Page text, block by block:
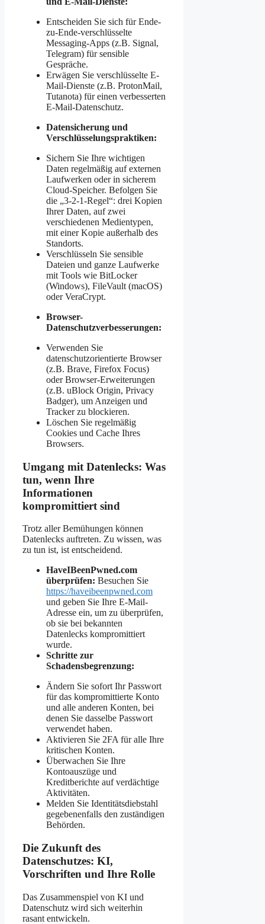
Entscheiden Sie sich für Ende-
zu-Ende-verschlüsselte
Messaging-Apps (z.B. Signal,
Telegram) für sensible
Gespräche.
Erwägen Sie verschlüsselte E-
Mail-Dienste (z.B. ProtonMail,
Tutanota) für einen verbesserten
E-Mail-Datenschutz.
Datensicherung und
Verschlüsselungspraktiken:
Sichern Sie Ihre wichtigen
Daten regelmäßig auf externen
Laufwerken oder in sicherem
Cloud-Speicher. Befolgen Sie
die „3-2-1-Regel“: drei Kopien
Ihrer Daten, auf zwei
verschiedenen Medientypen,
mit einer Kopie außerhalb des
Standorts.
Verschlüsseln Sie sensible
Dateien und ganze Laufwerke
mit Tools wie BitLocker
(Windows), FileVault (macOS)
oder VeraCrypt.
Browser-
Datenschutzverbesserungen:
Verwenden Sie
datenschutzorientierte Browser
(z.B. Brave, Firefox Focus)
oder Browser-Erweiterungen
(z.B. uBlock Origin, Privacy
Badger), um Anzeigen und
Tracker zu blockieren.
Löschen Sie regelmäßig
Cookies und Cache Ihres
Browsers.
Umgang mit Datenlecks: Was
tun, wenn Ihre
Informationen
kompromittiert sind
Trotz aller Bemühungen können
Datenlecks auftreten. Zu wissen, was
zu tun ist, ist entscheidend.
HaveIBeenPwned.com
überprüfen: Besuchen Sie
https://haveibeenpwned.com
und geben Sie Ihre E-Mail-
Adresse ein, um zu überprüfen,
ob sie bei bekannten
Datenlecks kompromittiert
wurde.
Schritte zur
Schadensbegrenzung:
Ändern Sie sofort Ihr Passwort
für das kompromittierte Konto
und alle anderen Konten, bei
denen Sie dasselbe Passwort
verwendet haben.
Aktivieren Sie 2FA für alle Ihre
kritischen Konten.
Überwachen Sie Ihre
Kontoauszüge und
Kreditberichte auf verdächtige
Aktivitäten.
Melden Sie Identitätsdiebstahl
gegebenenfalls den zuständigen
Behörden.
Die Zukunft des
Datenschutzes: KI,
Vorschriften und Ihre Rolle
Das Zusammenspiel von KI und
Datenschutz wird sich weiterhin
rasant entwickeln.